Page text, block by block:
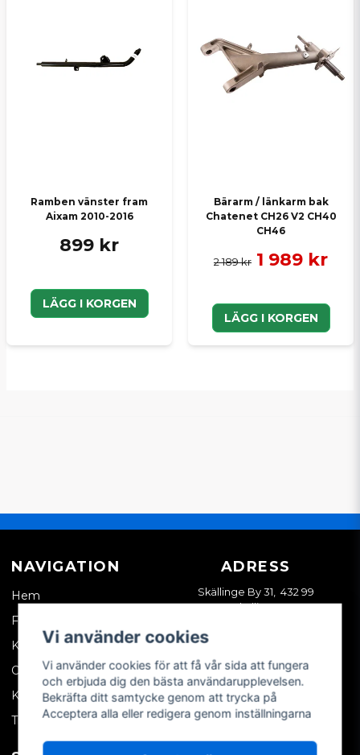
Ramben vänster fram
Aixam 2010-2016
899 kr
LÄGG I KORGEN
Bärarm / länkarm bak
Chatenet CH26 V2 CH40
CH46
2 189 kr 1 989 kr
LÄGG I KORGEN
NAVIGATION
Hem
Företagskund
Kontakta oss
Om oss
Köpvillkor
Tips & trix
ADRESS
Skällinge By 31, 432 99
Skällinge
Vi använder cookies
Vi använder cookies för att få vår sida att fungera
och erbjuda dig den bästa användarupplevelsen.
Bekräfta ditt samtycke genom att trycka på
Acceptera alla eller redigera genom inställningarna